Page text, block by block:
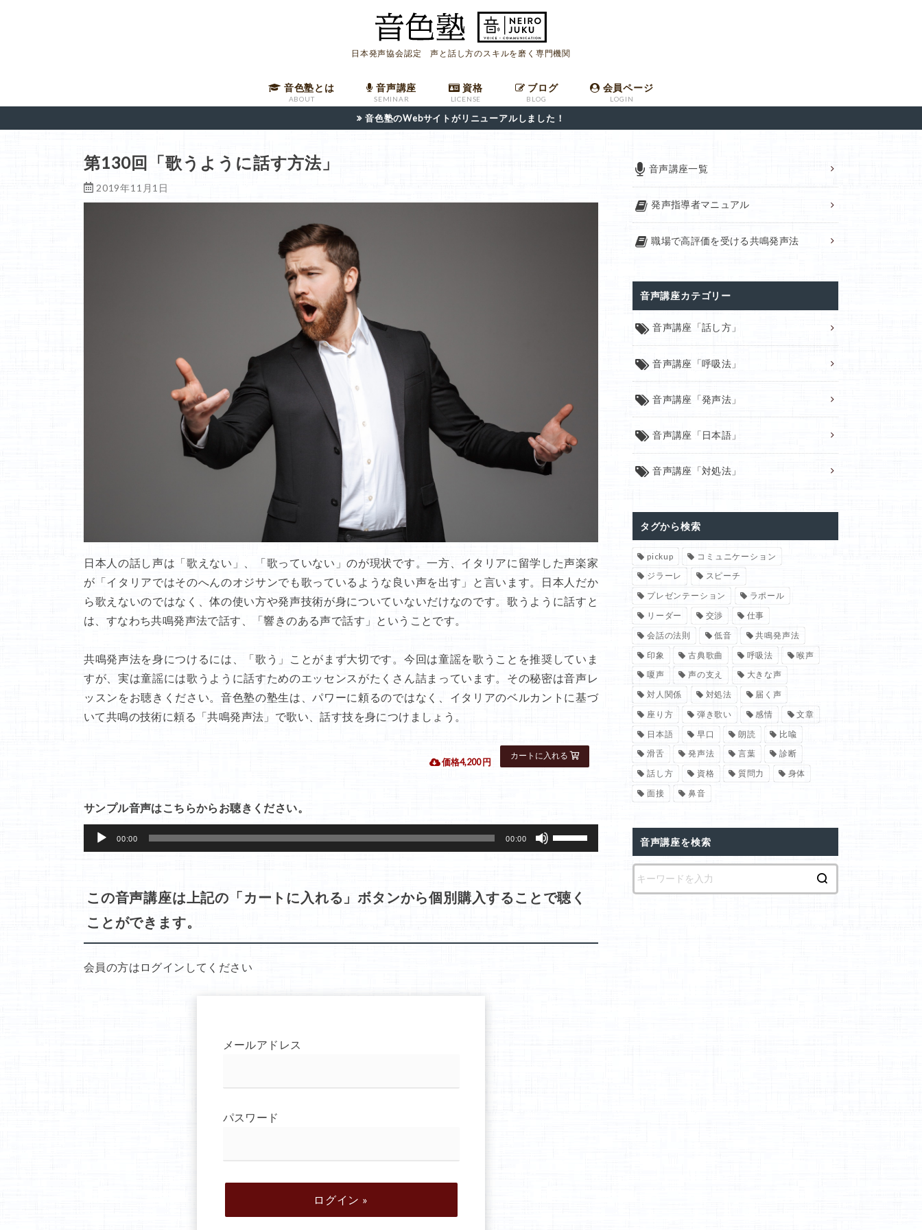
日本発声協会認定 声と話し方のスキルを磨く専門機関
ABOUT
音色塾とは
有料メールマガジン
SEMINAR
音声講座
音声講座バックナンバー
発声指導者マニュアル
職場で高評価を受けるための共鳴発声法
LICENSE
資格
発声指導者資格申請フォーム
日本語話し方検定申請フォーム
BLOG
ブログ
LOGIN
会員ページ
音色塾のWebサイトがリニューアルしました！
第130回「歌うように話す方法」
2019年11月1日
日本人の話し声は「歌えない」、「歌っていない」のが現状です。一方、イタリアに留学した声楽家
が「イタリアではそのへんのオジサンでも歌っているような良い声を出す」と言います。日本人だか
ら歌えないのではなく、体の使い方や発声技術が身についていないだけなのです。歌うように話すと
は、すなわち共鳴発声法で話す、「響きのある声で話す」ということです。
共鳴発声法を身につけるには、「歌う」ことがまず大切です。今回は童謡を歌うことを推奨していま
すが、実は童謡には歌うように話すためのエッセンスがたくさん詰まっています。その秘密は音声レ
ッスンをお聴きください。音色塾の塾生は、パワーに頼るのではなく、イタリアのベルカントに基づ
いて共鳴の技術に頼る「共鳴発声法」で歌い、話す技を身につけましょう。
 価格4,200 円
サンプル音声はこちらからお聴きください。
声
レ
ヤ
ー
00:00 00:00
ボ
リ
ー
この音声講座は上記の「カートに入れる」ボタンから個別購入することで聴く
ことができます。
会員の方はログインしてください
メールアドレス
パスワード
音声講座一覧
発声指導者マニュアル
職場で高評価を受ける共鳴発声法
音声講座カテゴリー
音声講座「話し方」
音声講座「呼吸法」
音声講座「発声法」
音声講座「日本語」
音声講座「対処法」
タグから検索
pickup
コミュニケーション
ジラーレ
スピーチ
プレゼンテーション
ラポール
リーダー
交渉
仕事
会話の法則
低音
共鳴発声法
印象
古典歌曲 呼吸法
喉声
嗄声
声の支え
大きな声
対人関係
対処法
届く声
座り方
弾き歌い 感情
文章
日本語
早口 朗読
比喩
滑舌
発声法 言葉
診断
話し方
資格 質問力
身体
面接
鼻音
音声講座を検索